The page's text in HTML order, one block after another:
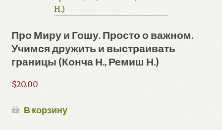
Про Миру и Гошу. Просто о важном.
Учимся дружить и выстраивать
границы (Конча Н., Ремиш Н.)
$20.00
В корзину